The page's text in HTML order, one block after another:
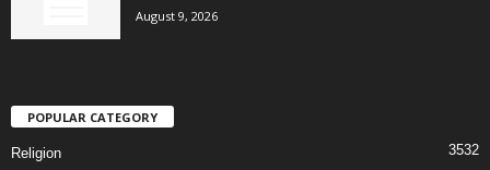
August 9, 2026
POPULAR CATEGORY
Religion 3532